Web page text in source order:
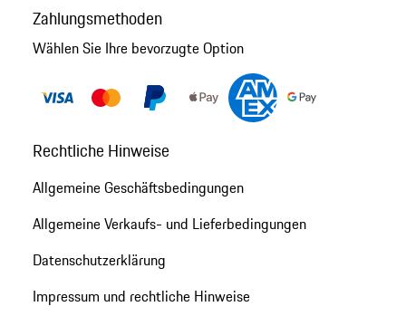
Zahlungsmethoden
Wählen Sie Ihre bevorzugte Option
Rechtliche Hinweise
Allgemeine Geschäftsbedingungen
Allgemeine Verkaufs- und Lieferbedingungen
Datenschutzerklärung
Impressum und rechtliche Hinweise